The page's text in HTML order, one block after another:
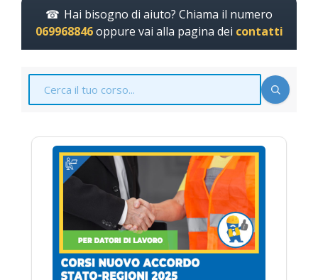
Hai bisogno di aiuto? Chiama il numero
069968846oppure vai alla pagina dei contatti